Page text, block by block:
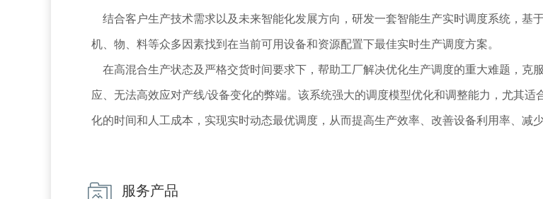
机、物、料等众多因素找到在当前可用设备和资源配置下最佳实时生产调度方案。
应、无法高效应对产线/设备变化的弊端。该系统强大的调度模型优化和调整能力，尤其
化的时间和人工成本，实现实时动态最优调度，从而提高生产效率、改善设备利用率、减
服务产品